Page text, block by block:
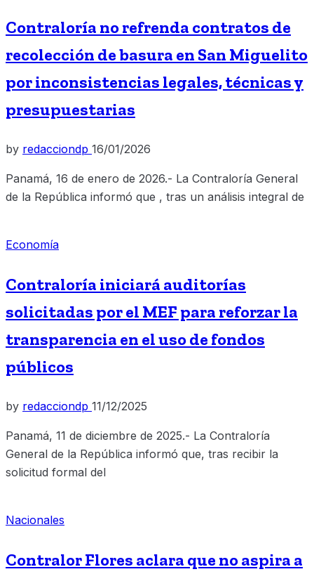
Contraloría no refrenda contratos de
recolección de basura en San Miguelito
por inconsistencias legales, técnicas y
presupuestarias
by redacciondp 16/01/2026
Panamá, 16 de enero de 2026.- La Contraloría General
de la República informó que , tras un análisis integral de
Economía
Contraloría iniciará auditorías
solicitadas por el MEF para reforzar la
transparencia en el uso de fondos
públicos
by redacciondp 11/12/2025
Panamá, 11 de diciembre de 2025.- La Contraloría
General de la República informó que, tras recibir la
solicitud formal del
Nacionales
Contralor Flores aclara que no aspira a